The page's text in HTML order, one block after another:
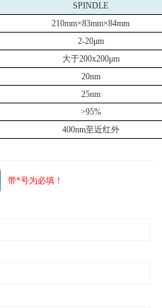
SPINDLE
210mm×83mm×84mm
2-20μm
大于200x200μm
20nm
25nm
>95%
400nm至近红外
带*号为必填！